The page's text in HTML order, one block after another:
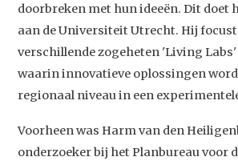
Studium
doorbreken met hun ideeën. Dit doet
aan de Universiteit Utrecht. Hij
verschillende zogeheten 'Living
waarin innovatieve oplossingen
regionaal niveau in een
Voorheen was Harm van den
onderzoeker bij het Planbureau voor